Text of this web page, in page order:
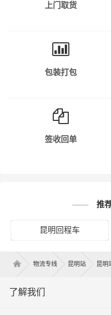
可运输货物
类别
4、机
5、危
施的化
打包服务
纸、货
膜、聚乙
3、木质
上门取货
包装打包
签收回单
推
昆明回程车
物流专线 昆明站 昆明
了解我们